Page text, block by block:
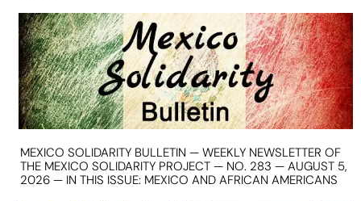
MEXICO SOLIDARITY BULLETIN — WEEKLY NEWSLETTER OF
THE MEXICO SOLIDARITY PROJECT — NO. 283 — AUGUST 5,
2026 — IN THIS ISSUE: MEXICO AND AFRICAN AMERICANS